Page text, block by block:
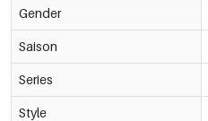
Gender
Saison
Series
Style